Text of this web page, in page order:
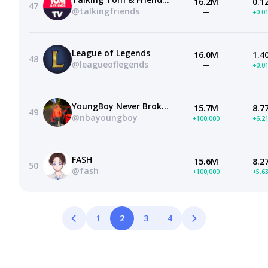
47
@talkingfriends
—
48
League of Legends
@leagueoflegends
16.0M
—
49
YoungBoy Never Broke Again
@nbayoungboy
15.7M
+100,000
50
FASH
@fash
15.6M
+100,000
1 2 3 4